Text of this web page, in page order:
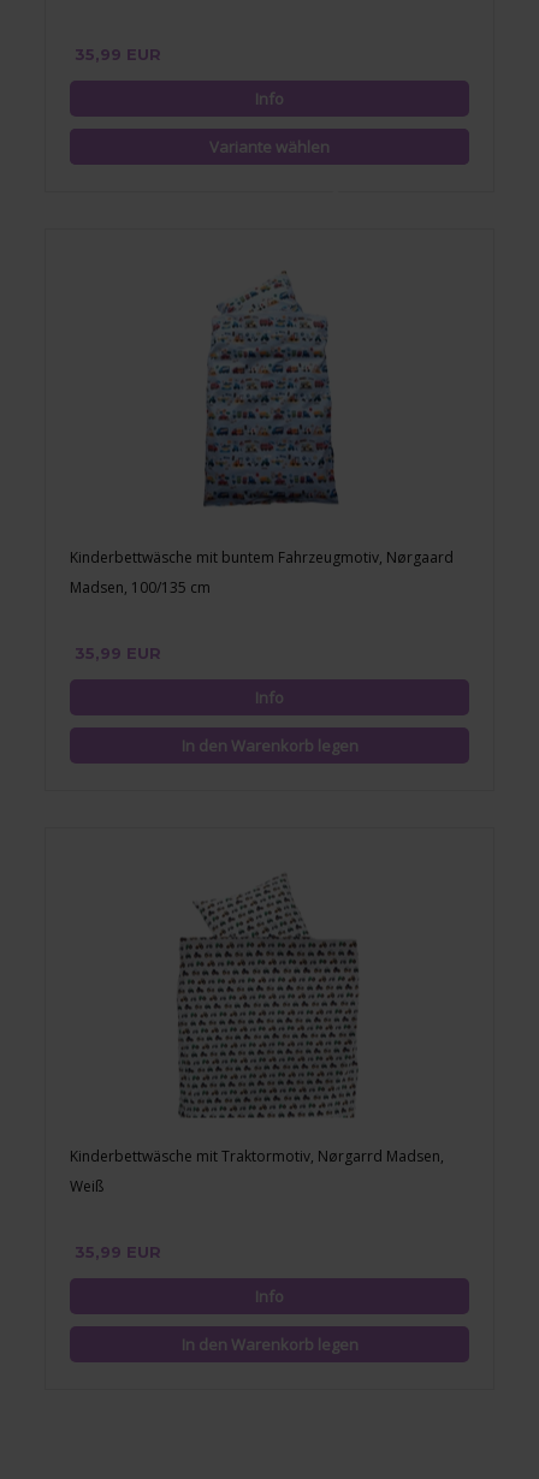
35,99 EUR
Kinderbettwäsche mit buntem Fahrzeugmotiv, Nørgaard
Madsen, 100/135 cm
35,99 EUR
Kinderbettwäsche mit Traktormotiv, Nørgarrd Madsen,
Weiß
35,99 EUR